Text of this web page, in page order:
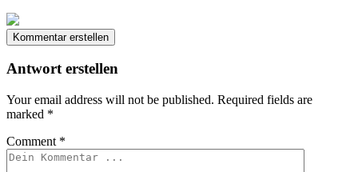
Kommentar erstellen
Antwort erstellen
Your email address will not be published. Required fields are
marked *
Comment *